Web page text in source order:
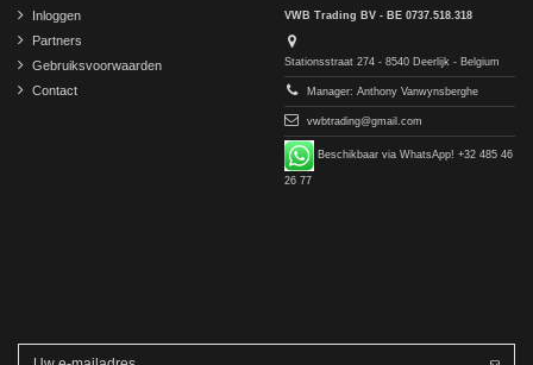
Inloggen
Partners
Gebruiksvoorwaarden
Contact
VWB Trading BV - BE 0737.518.318
Stationsstraat 274 - 8540 Deerlijk - Belgium
Manager: Anthony Vanwynsberghe
vwbtrading@gmail.com
Beschikbaar via WhatsApp! +32 485 46
26 77